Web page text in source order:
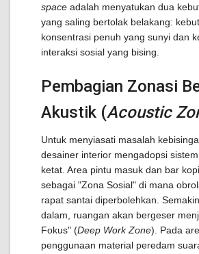
space adalah menyatukan dua
yang saling bertolak belakang:
konsentrasi penuh yang sunyi dan
interaksi sosial yang bising.
Pembagian Zonasi
Akustik (Acoustic
Untuk menyiasati masalah
desainer interior mengadopsi
ketat. Area pintu masuk dan bar
sebagai "Zona Sosial" di mana
rapat santai diperbolehkan.
dalam, ruangan akan bergeser
Fokus" (Deep Work Zone). Pada
penggunaan material peredam